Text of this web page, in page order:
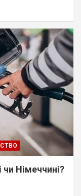
Німеччині?